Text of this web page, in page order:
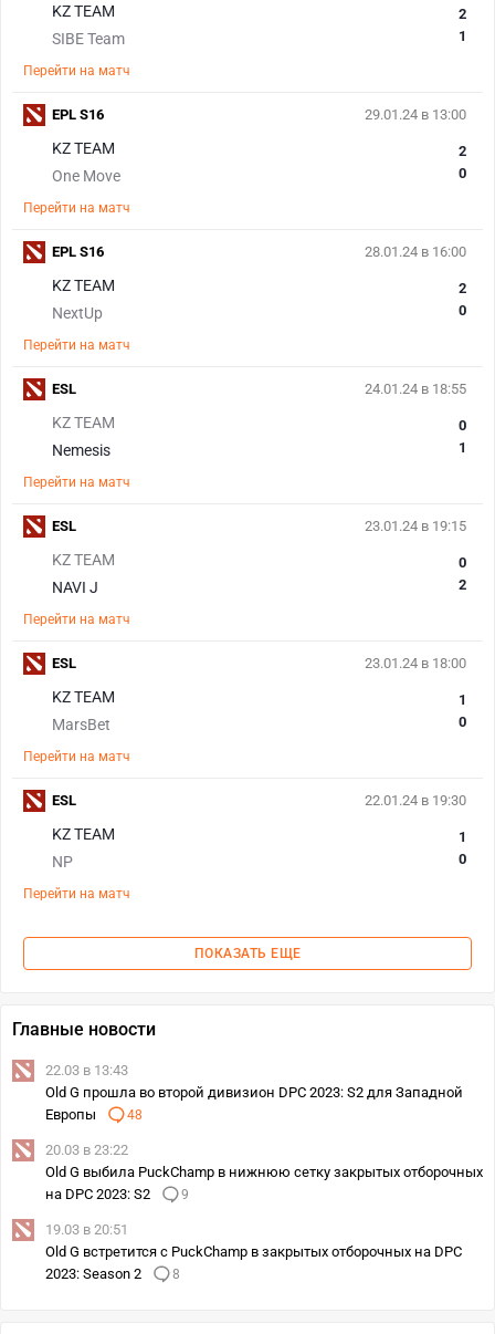
KZ TEAM
SIBE Team
2
1
Перейти на матч
29.01.24 в 13:00
KZ TEAM
One Move
2
0
Перейти на матч
EPL S16
28.01.24 в 16:00
KZ TEAM
NextUp
2
0
Перейти на матч
EPL S16
24.01.24 в 18:55
KZ TEAM
Nemesis
0
1
Перейти на матч
ESL
23.01.24 в 19:15
KZ TEAM
NAVI J
0
2
Перейти на матч
ESL
23.01.24 в 18:00
KZ TEAM
MarsBet
1
0
Перейти на матч
ESL
22.01.24 в 19:30
KZ TEAM
NP
1
0
Перейти на матч
ESL
ПОКАЗАТЬ ЕЩЕ
Главные новости
22.03 в 13:43
Old G прошла во второй дивизион DPC 2023: S2 для Западной
Европы
48
20.03 в 23:22
Old G выбила PuckChamp в нижнюю сетку закрытых отборочных
на DPC 2023: S2
9
19.03 в 20:51
Old G встретится с PuckChamp в закрытых отборочных на DPC
2023: Season 2
8